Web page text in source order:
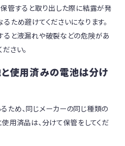
管すると取り出した際に結露が発
ため避けてくださいになります。
ると液漏れや破裂などの危険があ
さい。
使用済みの電池は分け
ため、同じメーカーの同じ種類の
用済品は、分けて保管をしてくだ